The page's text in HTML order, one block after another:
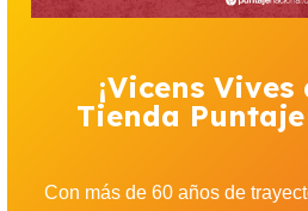
¡Vicens
Tienda
Con más de 60 años de